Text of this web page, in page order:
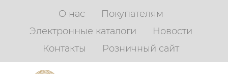
О нас
Покупателям
Электронные каталоги
Новости
Контакты
Розничный сайт